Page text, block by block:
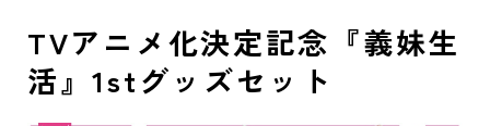
TVアニメ化決定記念『義妹生
活』1stグッズセット